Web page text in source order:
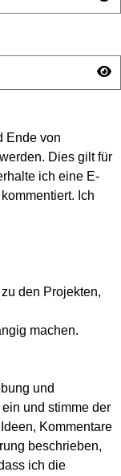
Ende von
Dies gilt für
ich eine E-
Ich
den Projekten,
machen.
und
und stimme der
Kommentare
beschrieben,
ich die